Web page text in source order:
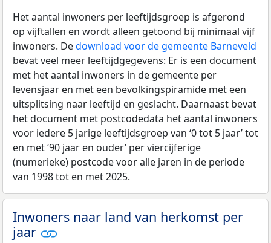
Het aantal inwoners per leeftijdsgroep is afgerond
op vijftallen en wordt alleen getoond bij minimaal vijf
inwoners. Dedownload voor de gemeente Barneveld
bevat veel meer leeftijdgegevens: Er is een document
met het aantal inwoners in de gemeente per
levensjaar en met een bevolkingspiramide met een
uitsplitsing naar leeftijd en geslacht. Daarnaast bevat
het document met postcodedata het aantal inwoners
voor iedere 5 jarige leeftijdsgroep van ‘0 tot 5 jaar’ tot
en met ‘90 jaar en ouder’ per viercijferige
(numerieke) postcode voor alle jaren in de periode
van 1998 tot en met 2025.
Inwoners naar land van herkomst per
jaar